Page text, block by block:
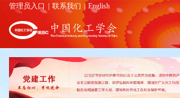
管理员入口 联系我们 | English